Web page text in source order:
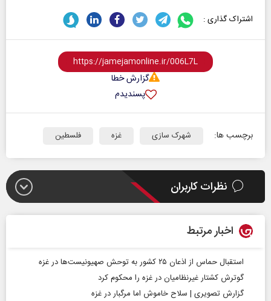
اشتراک گذاری :
گزارش خطا
پسندیدم
برچسب ها: شهرک سازی غزه فلسطین
نظرات کاربران
اخبار مرتبط
استقبال حماس از اذعان ۲۵ کشور به توحش صهیونیست‌ها در غزه
گوترش کشتار غیرنظامیان در غزه را محکوم کرد
گزارش تصویری | سلاح خاموش اما مرگبار در غزه